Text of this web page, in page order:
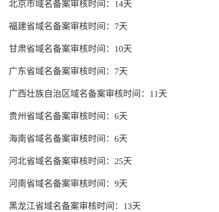
北京市域名备案审核时间：14天
福建省域名备案审核时间：7天
甘肃省域名备案审核时间：10天
广东省域名备案审核时间：7天
广西壮族自治区域名备案审核时间：11天
贵州省域名备案审核时间：6天
海南省域名备案审核时间：6天
河北省域名备案审核时间：25天
河南省域名备案审核时间：9天
黑龙江省域名备案审核时间：13天